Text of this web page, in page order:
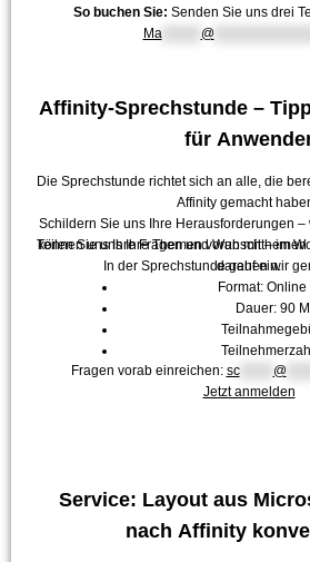
So buchen Sie: Senden Sie uns drei
Ma******* @
Affinity-Sprechstunde –
für
Die Sprechstunde richtet sich an alle, die
Affinity gemacht
Schildern Sie uns Ihre Herausforderungen –
können uns Ihre Fragen und
In der Sprechstunde gehen wir
Teilen Sie uns Ihre Themen vorab mit – im
darauf ein.
Format:
Dauer: 90
Fragen vorab einreichen: sc****** @
Jetzt anmelden
Service: Layout aus
nach Affinity